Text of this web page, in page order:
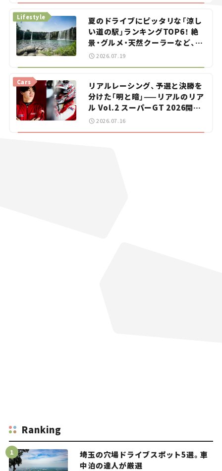
夏のドライブにピッタリな「涼し
い道の駅」ランキングTOP6！ 絶
景・グルメ・天然クーラーなど、避
暑におすすめのスポットを紹介
Lifestyle
2026.07.19
リアルレーシング、予選と決勝を
分けた「明と暗」——リアルのリア
ル Vol.2 スーパーGT 2026開幕
戦 岡山国際サーキット
Cars
2026.07.16
Ranking
埼玉の穴場ドライブスポット5選。車
中泊の達人が厳選